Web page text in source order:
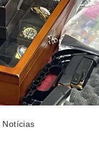
Notícias